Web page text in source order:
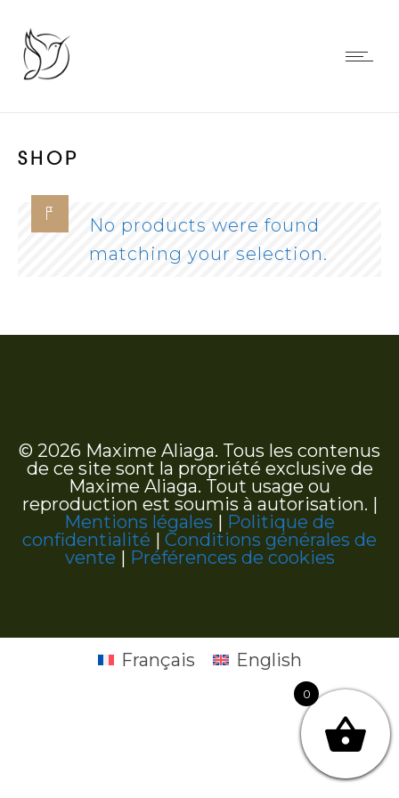
SHOP
No products were found
matching your selection.
© 2026 Maxime Aliaga. Tous les contenus
de ce site sont la propriété exclusive de
Maxime Aliaga. Tout usage ou
reproduction est soumis à autorisation. |
Mentions légales | Politique de
confidentialité | Conditions générales de
vente | Préférences de cookies
0
Français English